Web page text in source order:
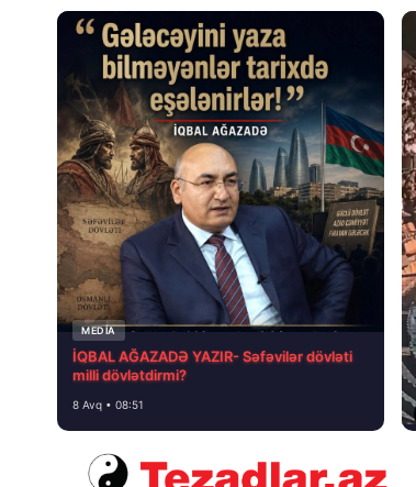
MEDİA
İQBAL AĞAZADƏ YAZIR- Səfəvilər dövləti
milli dövlətdirmi?
8 Avq • 08:51